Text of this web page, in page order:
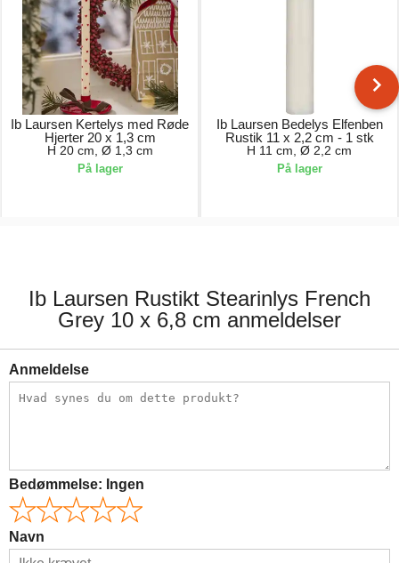
Ib Laursen Kertelys med Røde
Hjerter 20 x 1,3 cm
H 20 cm, Ø 1,3 cm
På lager
Ib Laursen Bedelys Elfenben
Rustik 11 x 2,2 cm - 1 stk
H 11 cm, Ø 2,2 cm
På lager
Ib Laursen Rustikt Stearinlys French
Grey 10 x 6,8 cm anmeldelser
Anmeldelse
Bedømmelse: Ingen
Navn